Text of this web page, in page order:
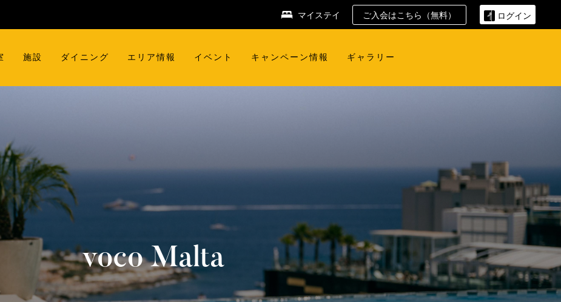
マイステイ ご入会はこちら（無料） ログイン
施設 ダイニング エリア情報 イベント キャンペーン情報 ギャラリー
voco Malta